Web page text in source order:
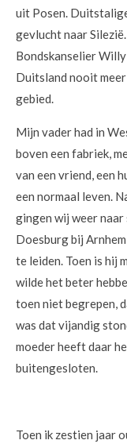
uit Posen.
gevlucht naar
Bondskanselier
Duitsland nooit meer
gebied.
Mijn vader had in
boven een fabriek,
van een vriend, een
een normaal leven.
gingen wij weer naar
Doesburg bij
te leiden. Toen is hij
wilde het beter
toen niet begrepen,
was dat vijandig
moeder heeft daar
buitengesloten.
Toen ik zestien jaar